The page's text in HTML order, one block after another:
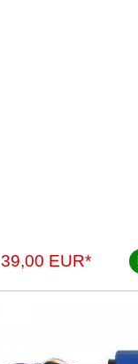
39,00 EUR*